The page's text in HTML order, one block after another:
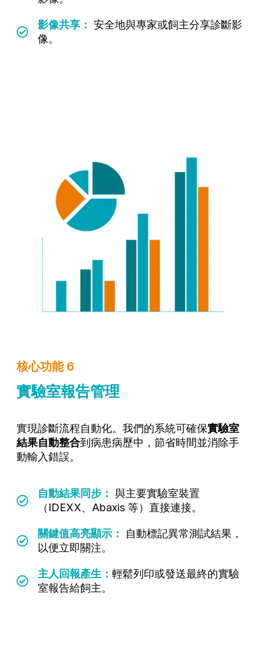
影像共享： 安全地與專家或飼主分享診斷影
像。
核心功能 6
實驗室報告管理
實現診斷流程自動化。我們的系統可確保實驗室
結果自動整合到病患病歷中，節省時間並消除手
動輸入錯誤。
自動結果同步： 與主要實驗室裝置
（IDEXX、Abaxis 等）直接連接。
關鍵值高亮顯示：
自動標記異常測試結果，
以便立即關注。
主人回報產生： 輕鬆列印或發送最終的實驗
室報告給飼主。